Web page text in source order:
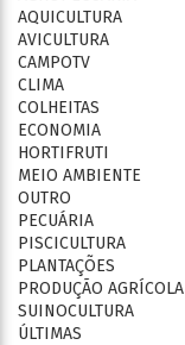
AQUICULTURA
AVICULTURA
CAMPOTV
CLIMA
COLHEITAS
ECONOMIA
HORTIFRUTI
MEIO AMBIENTE
OUTRO
PECUÁRIA
PISCICULTURA
PLANTAÇÕES
PRODUÇÃO AGRÍCOLA
SUINOCULTURA
ÚLTIMAS